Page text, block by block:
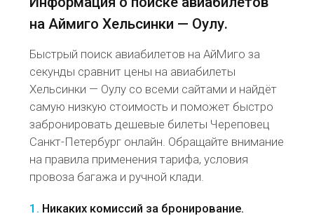
на Аймиго Хельсинки — Оулу.
Быстрый поиск авиабилетов на АйМиго за
секунды сравнит цены на авиабилеты
Хельсинки — Оулу со всеми сайтами и найдёт
самую низкую стоимость и поможет быстро
забронировать дешевые билеты Череповец
Санкт-Петербург онлайн. Обращайте внимание
на правила применения тарифа, условия
провоза багажа и ручной клади.
1. Никаких комиссий за бронирование.